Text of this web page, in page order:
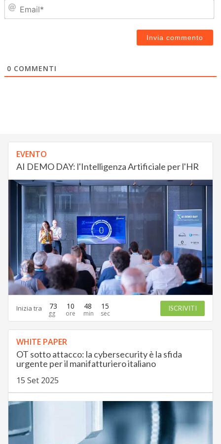
0 COMMENTI
EVENTO
AI DEMO DAY: l'Intelligenza Artificiale per l'HR
Inizia tra 73 10 48 13 ISCRIVITI
WHITE PAPER
OT sotto attacco: la cybersecurity è la sfida
urgente per il manifatturiero italiano
15 Set 2025